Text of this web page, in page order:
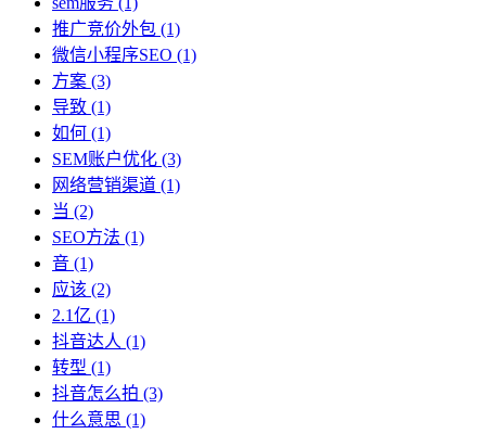
推广竞价外包 (1)
微信小程序SEO (1)
方案 (3)
导致 (1)
如何 (1)
SEM账户优化 (3)
网络营销渠道 (1)
当 (2)
SEO方法 (1)
音 (1)
应该 (2)
2.1亿 (1)
抖音达人 (1)
转型 (1)
抖音怎么拍 (3)
什么意思 (1)